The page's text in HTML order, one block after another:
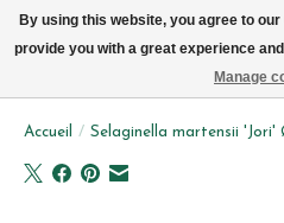
Accueil / Selaginella martensii 'Jori'
By using this website, you agree to
provide you with a great experience
Manage